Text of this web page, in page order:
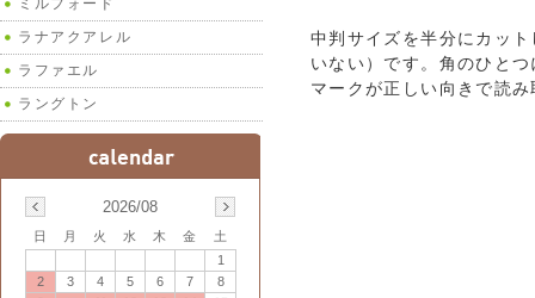
中判サイズを半分にカッ
いない）です。角のひと
マークが正しい向きで読
ミルフォード
ラナアクアレル
ラファエル
ラングトン
2026/08
日 月 火 水 木 金
土
1
2
3 4 5 6 7
8